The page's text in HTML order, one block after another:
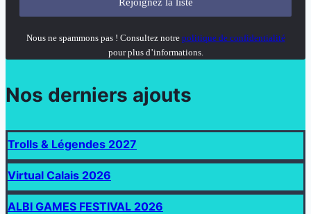
Nous ne spammons pas ! Consultez notre politique de confidentialité
pour plus d’informations.
Nos derniers ajouts
Trolls & Légendes 2027
Virtual Calais 2026
ALBI GAMES FESTIVAL 2026